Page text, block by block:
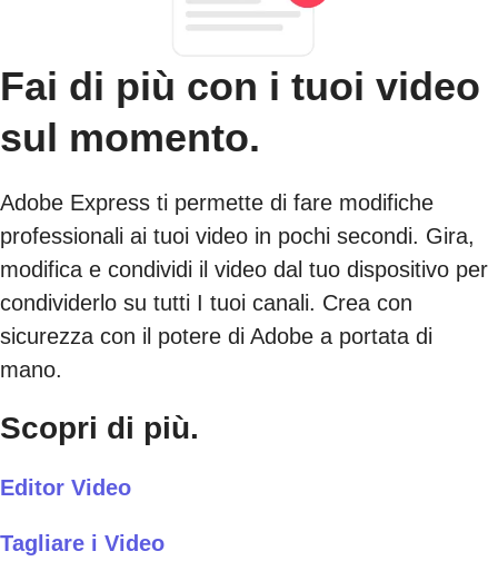
Fai di più con i tuoi video
sul momento.
Adobe Express ti permette di fare modifiche
professionali ai tuoi video in pochi secondi. Gira,
modifica e condividi il video dal tuo dispositivo per
condividerlo su tutti I tuoi canali. Crea con
sicurezza con il potere di Adobe a portata di
mano.
Scopri di più.
Editor Video
Tagliare i Video